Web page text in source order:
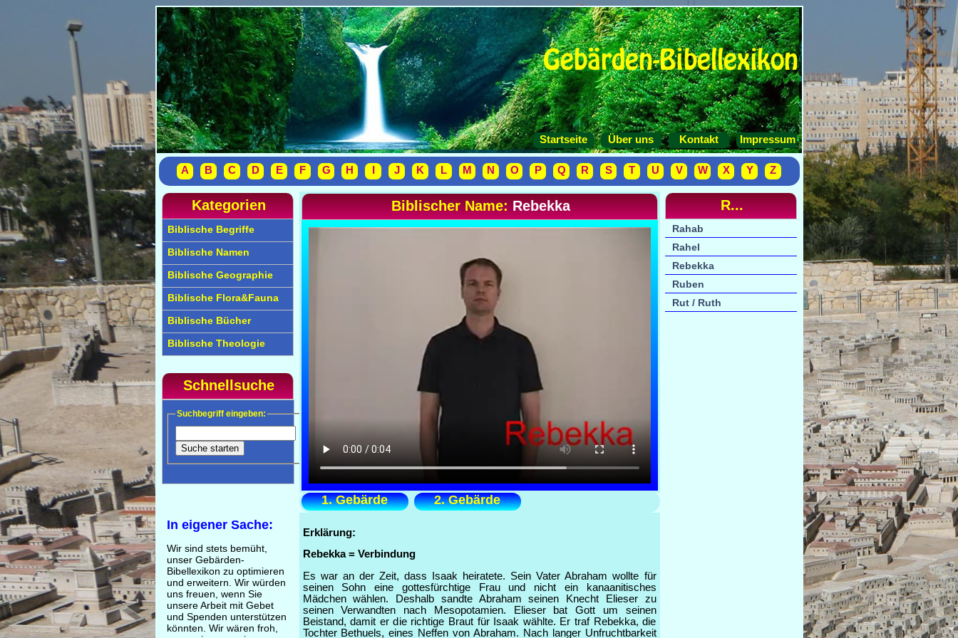
Startseite Über uns Kontakt Impressum
A B C D E F G H J K L M N O P Q R S T U V W X Y Z
Kategorien
Biblische Begriffe
Biblische Namen
Biblische Geographie
Biblische Flora&Fauna
Biblische Bücher
Biblische Theologie
Schnellsuche
Suchbegriff eingeben:
In eigener Sache:
Wir sind stets bemüht,
unser Gebärden-
Bibellexikon zu optimieren
und erweitern. Wir würden
uns freuen, wenn Sie
unsere Arbeit mit Gebet
und Spenden unterstützen
könnten. Wir wären froh,
Biblischer Name:Rebekka
1. Gebärde 2. Gebärde
Erklärung:
Rebekka = Verbindung
Es war an der Zeit, dass Isaak heiratete. Sein Vater Abraham wollte für
seinen Sohn eine gottesfürchtige Frau und nicht ein kanaanitisches
Mädchen wählen. Deshalb sandte Abraham seinen Knecht Elieser zu
seinen Verwandten nach Mesopotamien. Elieser bat Gott um seinen
Beistand, damit er die richtige Braut für Isaak wählte. Er traf Rebekka, die
Tochter Bethuels, eines Neffen von Abraham. Nach langer Unfruchtbarkeit
R...
Rahab
Rahel
Rebekka
Ruben
Rut / Ruth